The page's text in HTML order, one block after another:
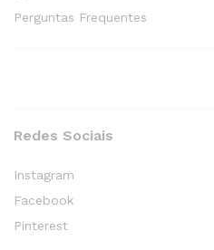
Perguntas Frequentes
Redes Sociais
Instagram
Facebook
Pinterest